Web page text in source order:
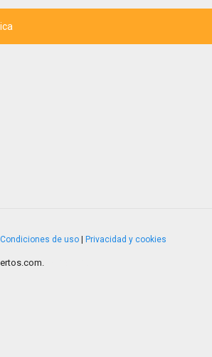
Condiciones de uso Privacidad y cookies